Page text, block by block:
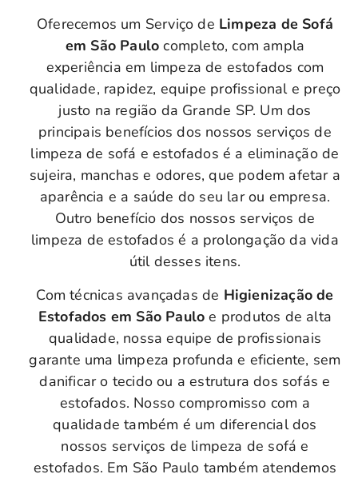
Oferecemos um Serviço de Limpeza de Sofá
em São Paulo completo, com ampla
experiência em limpeza de estofados com
qualidade, rapidez, equipe profissional e preço
justo na região da Grande SP. Um dos
principais benefícios dos nossos serviços de
limpeza de sofá e estofados é a eliminação de
sujeira, manchas e odores, que podem afetar a
aparência e a saúde do seu lar ou empresa.
Outro benefício dos nossos serviços de
limpeza de estofados é a prolongação da vida
útil desses itens.
Com técnicas avançadas de Higienização de
Estofados em São Paulo e produtos de alta
qualidade, nossa equipe de profissionais
garante uma limpeza profunda e eficiente, sem
danificar o tecido ou a estrutura dos sofás e
estofados. Nosso compromisso com a
qualidade também é um diferencial dos
nossos serviços de limpeza de sofá e
estofados. Em São Paulo também atendemos